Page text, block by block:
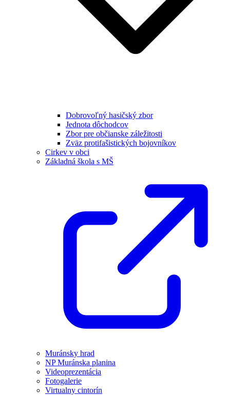
Dobrovoľný hasičský zbor
Jednota dôchodcov
Zbor pre občianske záležitosti
Zväz protifašistických bojovníkov
Cirkev v obci
Základná škola s MŠ
Muránsky hrad
NP Muránska planina
Videoprezentácia
Fotogalerie
Virtualny cintorín